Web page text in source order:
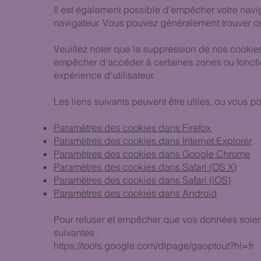
Il est également possible d'empêcher votre
navigateur. Vous pouvez généralement trouver
Veuillez noter que la suppression de nos
empêcher d'accéder à certaines zones ou
expérience d'utilisateur.
Les liens suivants peuvent être utiles, ou vous
Paramètres des cookies dans Firefox
Paramètres des cookies dans Internet Explorer
Paramètres des cookies dans Google Chrome
Paramètres des cookies dans Safari (OS X)
Paramètres des cookies dans Safari (iOS)
Paramètres des cookies dans Android
Pour refuser et empêcher que vos données
suivantes :
https://tools.google.com/dlpage/gaoptout?hl=fr